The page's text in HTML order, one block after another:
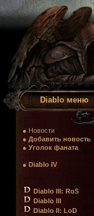
Diablo меню
● Новости
● Добавить новость
● Уголок фаната
● Diablo IV
Diablo III: RoS
Diablo III
Diablo II: LoD